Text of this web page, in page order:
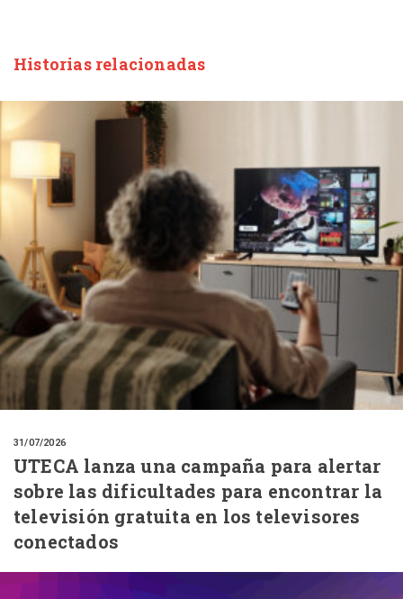
Historias relacionadas
31/07/2026
UTECA lanza una campaña para alertar
sobre las dificultades para encontrar la
televisión gratuita en los televisores
conectados